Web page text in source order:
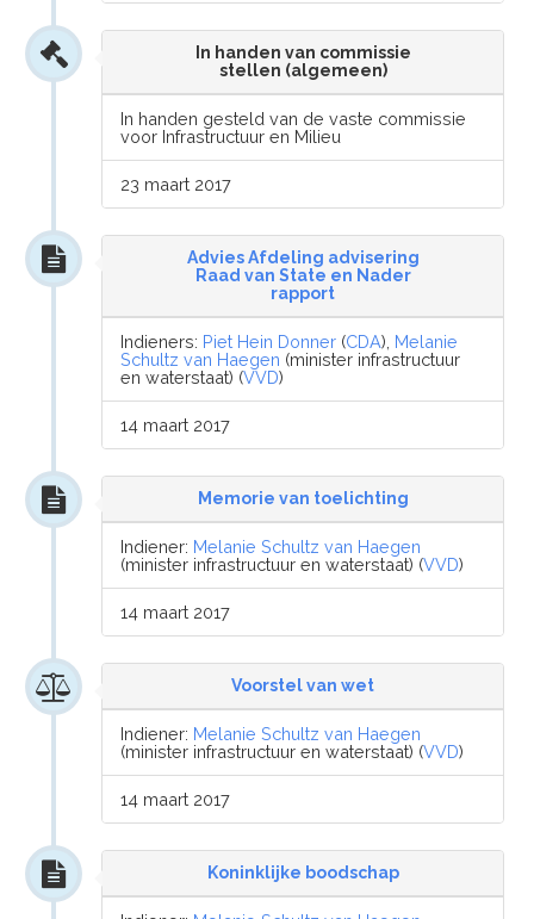
In handen van commissie
stellen (algemeen)
In handen gesteld van de vaste commissie
voor Infrastructuur en Milieu
23 maart 2017
Advies Afdeling advisering
Raad van State en Nader
rapport
Indieners: Piet Hein Donner (CDA), Melanie
Schultz van Haegen (minister infrastructuur
en waterstaat) (VVD)
14 maart 2017
Memorie van toelichting
Indiener: Melanie Schultz van Haegen
(minister infrastructuur en waterstaat) (VVD)
14 maart 2017
Voorstel van wet
Indiener: Melanie Schultz van Haegen
(minister infrastructuur en waterstaat) (VVD)
14 maart 2017
Koninklijke boodschap